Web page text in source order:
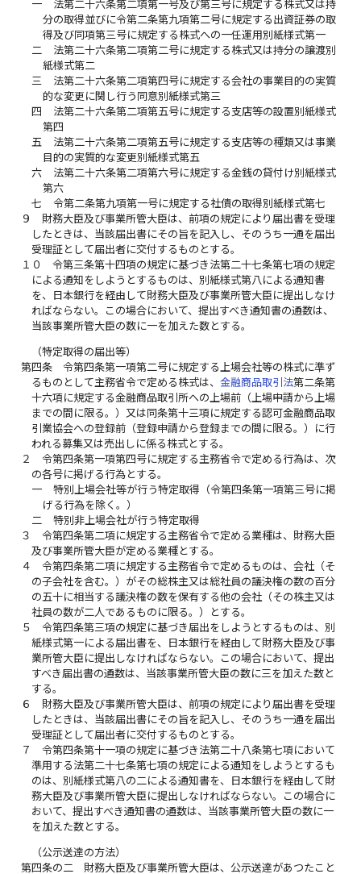
一
法第二十六条第二項第一号及び第三号に規定する株式又は持
分の取得並びに令第二条第九項第二号に規定する出資証券の取
得及び同項第三号に規定する株式への一任運用別紙様式第一
二
法第二十六条第二項第二号に規定する株式又は持分の譲渡別
紙様式第二
三
法第二十六条第二項第四号に規定する会社の事業目的の実質
的な変更に関し行う同意別紙様式第三
四
法第二十六条第二項第五号に規定する支店等の設置別紙様式
第四
五
法第二十六条第二項第五号に規定する支店等の種類又は事業
目的の実質的な変更別紙様式第五
六
法第二十六条第二項第六号に規定する金銭の貸付け別紙様式
第六
七
令第二条第九項第一号に規定する社債の取得別紙様式第七
９
財務大臣及び事業所管大臣は、前項の規定により届出書を受理
したときは、当該届出書にその旨を記入し、そのうち一通を届出
受理証として届出者に交付するものとする。
１０
令第三条第十四項の規定に基づき法第二十七条第七項の規定
による通知をしようとするものは、別紙様式第八による通知書
を、日本銀行を経由して財務大臣及び事業所管大臣に提出しなけ
ればならない。この場合において、提出すべき通知書の通数は、
当該事業所管大臣の数に一を加えた数とする。
（特定取得の届出等）
第四条
令第四条第一項第二号に規定する上場会社等の株式に準ず
るものとして主務省令で定める株式は、金融商品取引法第二条第
十六項に規定する金融商品取引所への上場前（上場申請から上場
までの間に限る。）又は同条第十三項に規定する認可金融商品取
引業協会への登録前（登録申請から登録までの間に限る。）に行
われる募集又は売出しに係る株式とする。
２
令第四条第一項第四号に規定する主務省令で定める行為は、次
の各号に掲げる行為とする。
一
特別上場会社等が行う特定取得（令第四条第一項第三号に掲
げる行為を除く。）
二
特別非上場会社が行う特定取得
３
令第四条第二項に規定する主務省令で定める業種は、財務大臣
及び事業所管大臣が定める業種とする。
４
令第四条第二項に規定する主務省令で定めるものは、会社（そ
の子会社を含む。）がその総株主又は総社員の議決権の数の百分
の五十に相当する議決権の数を保有する他の会社（その株主又は
社員の数が二人であるものに限る。）とする。
５
令第四条第三項の規定に基づき届出をしようとするものは、別
紙様式第一による届出書を、日本銀行を経由して財務大臣及び事
業所管大臣に提出しなければならない。この場合において、提出
すべき届出書の通数は、当該事業所管大臣の数に三を加えた数と
する。
６
財務大臣及び事業所管大臣は、前項の規定により届出書を受理
したときは、当該届出書にその旨を記入し、そのうち一通を届出
受理証として届出者に交付するものとする。
７
令第四条第十一項の規定に基づき法第二十八条第七項において
準用する法第二十七条第七項の規定による通知をしようとするも
のは、別紙様式第八の二による通知書を、日本銀行を経由して財
務大臣及び事業所管大臣に提出しなければならない。この場合に
おいて、提出すべき通知書の通数は、当該事業所管大臣の数に一
を加えた数とする。
（公示送達の方法）
第四条の二
財務大臣及び事業所管大臣は、公示送達があつたこと